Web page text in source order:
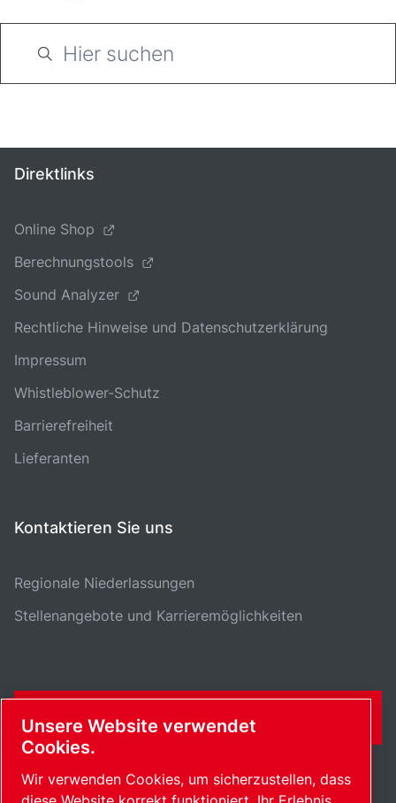
Direktlinks
Online Shop
Berechnungstools
Sound Analyzer
Rechtliche Hinweise und Datenschutzerklärung
Impressum
Whistleblower-Schutz
Barrierefreiheit
Lieferanten
Kontaktieren Sie uns
Regionale Niederlassungen
Stellenangebote und Karrieremöglichkeiten
KONTAKTFORMULAR
Unsere Website verwendet
Cookies.
Wir verwenden Cookies, um sicherzustellen, dass